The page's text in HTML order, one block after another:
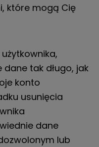
które mogą Cię
tak długo, jak
konto
usunięcia
dane
lub